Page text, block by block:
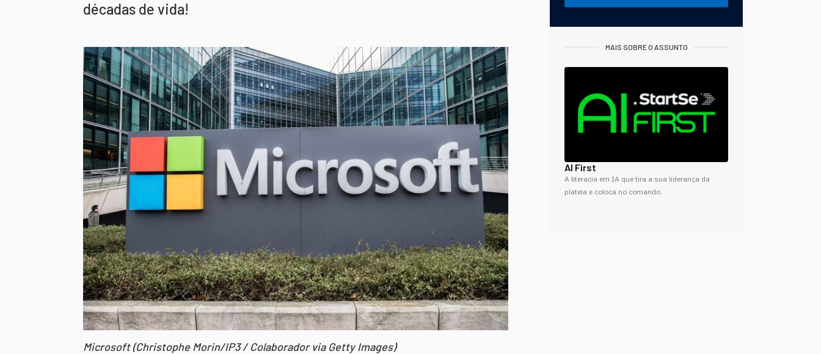
décadas de vida!
Microsoft (Christophe Morin/IP3 / Colaborador via Getty Images)
MAIS SOBRE O ASSUNTO
AI First
A literacia em IA que tira a sua liderança da
plateia e coloca no comando.